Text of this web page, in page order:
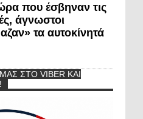
που έσβηναν τις
άγνωστοι
τα αυτοκίνητά
ΣΤΟ VIBER ΚΑΙ